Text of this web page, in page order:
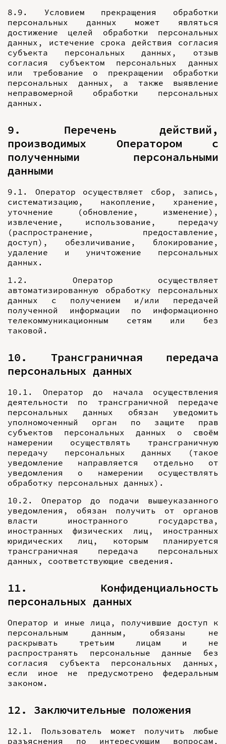
8.9. Условием прекращения обработки
персональных данных может являться
достижение целей обработки персональных
данных, истечение срока действия согласия
субъекта персональных данных, отзыв
согласия субъектом персональных данных
или требование о прекращении обработки
персональных данных, а также выявление
неправомерной обработки персональных
данных.
9. Перечень действий,
производимых Оператором с
полученными персональными
данными
9.1. Оператор осуществляет сбор, запись,
систематизацию, накопление, хранение,
уточнение (обновление, изменение),
извлечение, использование, передачу
(распространение, предоставление,
доступ), обезличивание, блокирование,
удаление и уничтожение персональных
данных.
1.2. Оператор осуществляет
автоматизированную обработку персональных
данных с получением и/или передачей
полученной информации по информационно
телекоммуникационным сетям или без
таковой.
10. Трансграничная передача
персональных данных
10.1. Оператор до начала осуществления
деятельности по трансграничной передаче
персональных данных обязан уведомить
уполномоченный орган по защите прав
субъектов персональных данных о своём
намерении осуществлять трансграничную
передачу персональных данных (такое
уведомление направляется отдельно от
уведомления о намерении осуществлять
обработку персональных данных).
10.2. Оператор до подачи вышеуказанного
уведомления, обязан получить от органов
власти иностранного государства,
иностранных физических лиц, иностранных
юридических лиц, которым планируется
трансграничная передача персональных
данных, соответствующие сведения.
11. Конфиденциальность
персональных данных
Оператор и иные лица, получившие доступ к
персональным данным, обязаны не
раскрывать третьим лицам и не
распространять персональные данные без
согласия субъекта персональных данных,
если иное не предусмотрено федеральным
законом.
12. Заключительные положения
12.1. Пользователь может получить любые
разъяснения по интересующим вопросам,